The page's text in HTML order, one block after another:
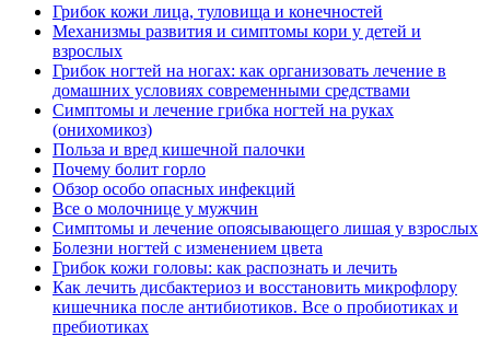
Грибок кожи лица, туловища и конечностей
Механизмы развития и симптомы кори у детей и
взрослых
Грибок ногтей на ногах: как организовать лечение в
домашних условиях современными средствами
Симптомы и лечение грибка ногтей на руках
(онихомикоз)
Польза и вред кишечной палочки
Почему болит горло
Обзор особо опасных инфекций
Все о молочнице у мужчин
Симптомы и лечение опоясывающего лишая у взрослых
Болезни ногтей с изменением цвета
Грибок кожи головы: как распознать и лечить
Как лечить дисбактериоз и восстановить микрофлору
кишечника после антибиотиков. Все о пробиотиках и
пребиотиках